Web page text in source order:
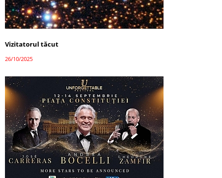
Vizitatorul tăcut
26/10/2025